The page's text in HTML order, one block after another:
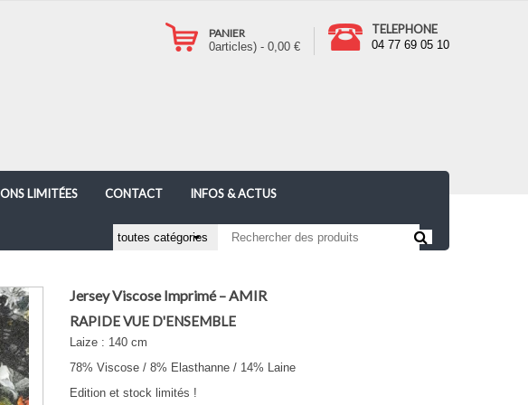
TELEPHONE
04 77 69 05 10
PANIER
0articles) - 0,00 €
LIMITÉES CONTACT INFOS & ACTUS
Jersey Viscose Imprimé – AMIR
RAPIDE VUE D'ENSEMBLE
Laize : 140 cm
78% Viscose / 8% Elasthanne / 14% Laine
Edition et stock limités !